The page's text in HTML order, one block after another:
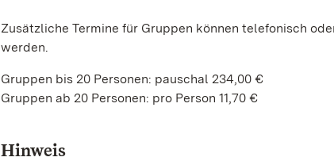
Zusätzliche Termine für Gruppen können telefonisch
werden.
Gruppen bis 20 Personen: pauschal 234,00 €
Gruppen ab 20 Personen: pro Person 11,70 €
Hinweis